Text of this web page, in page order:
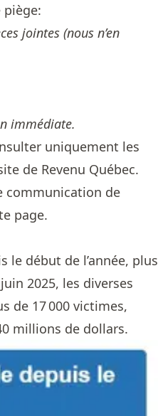
jointes (nous n’en
immédiate.
uniquement les
de Revenu Québec.
communication de
page.
le début de l’année, plus
2025, les diverses
de 17 000 victimes,
millions de dollars.